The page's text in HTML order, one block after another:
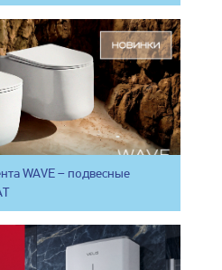
WAVE – подвесные